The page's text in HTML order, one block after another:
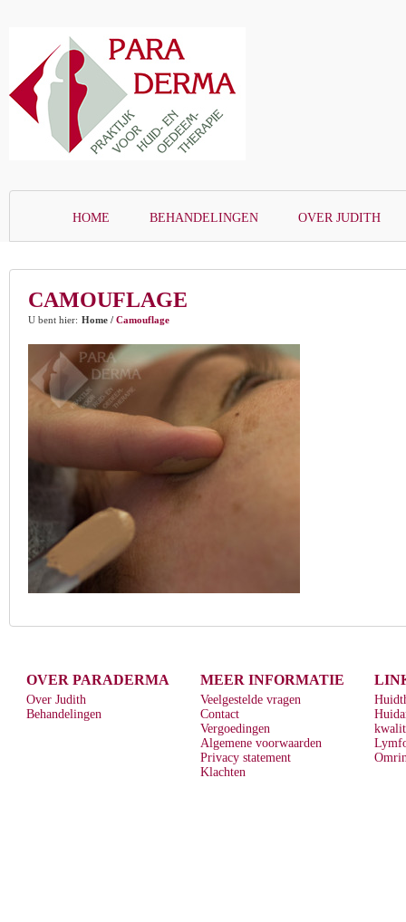
HOME BEHANDELINGEN OVER JUDITH
CAMOUFLAGE
U bent hier: Home / Camouflage
OVER PARADERMA
Over Judith
Behandelingen
MEER INFORMATIE
Veelgestelde vragen
Contact
Vergoedingen
Algemene voorwaarden
Privacy statement
Klachten